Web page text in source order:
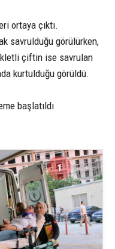
ortaya çıktı.
savrulduğu görülürken,
çiftin ise savrulan
kurtulduğu görüldü.
başlatıldı
1 3